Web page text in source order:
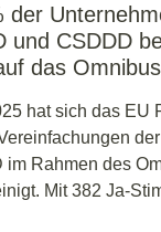
der
und CSDDD
das
hat sich das EU
im Rahmen des
Mit 382 Ja-